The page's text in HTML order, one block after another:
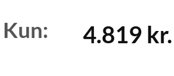
Kun: 4.819 kr.